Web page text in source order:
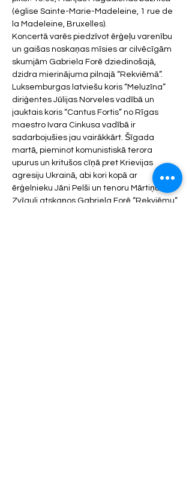
(église Sainte-Marie-Madeleine, 1 rue de
la Madeleine, Bruxelles).
Koncertā varēs piedzīvot ērģeļu varenību
un gaišas noskaņas mīsies ar cilvēcīgām
skumjām Gabriela Forē dziedinošajā,
dzidra mierinājuma pilnajā “Rekviēmā”.
Luksemburgas latviešu koris “Meluzīna”
diriģentes Jūlijas Norveles vadībā un
jauktais koris “Cantus Fortis” no Rīgas
maestro Ivara Cinkusa vadībā ir
sadarbojušies jau vairākkārt. Šīgada
martā, pieminot komunistiskā terora
upurus un kritušos cīņā pret Krievijas
agresiju Ukrainā, abi kori kopā ar
ērģelnieku Jāni Pelši un tenoru Mārtiņu
Zvīguli atskaņos Gabriela Forē “Rekviēmu”,